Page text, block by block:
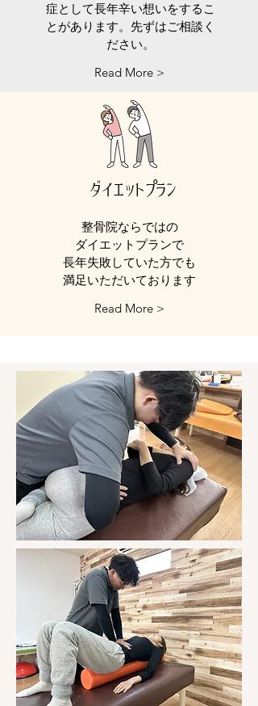
症として長年辛い想いをするこ
とがあります。先ずはご相談く
ださい。
Read More >
​ダイエットプラン
整骨院ならではの
ダイエットプランで
長年失敗していた方でも
​満足いただいております
Read More >